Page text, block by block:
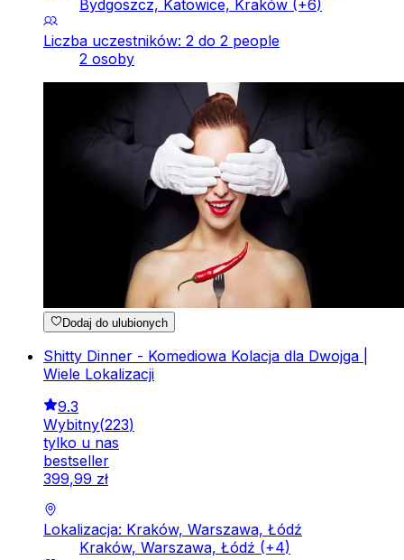
Bydgoszcz, Katowice, Kraków (+6)
Liczba uczestników: 2 do 2 people
2 osoby
Dodaj do ulubionych
Shitty Dinner - Komediowa Kolacja dla Dwojga |
Wiele Lokalizacji
9.3
Wybitny(223)
tylko u nas
bestseller
399,99 zł
Lokalizacja: Kraków, Warszawa, Łódź
Kraków, Warszawa, Łódź (+4)